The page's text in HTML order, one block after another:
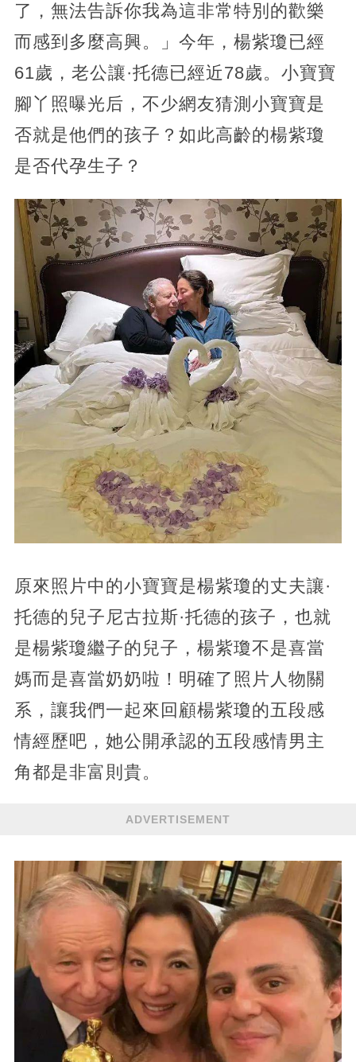
了，無法告訴你我為這非常特別的歡樂
而感到多麼高興。」今年，楊紫瓊已經
61歲，老公讓·托德已經近78歲。小寶寶
腳丫照曝光后，不少網友猜測小寶寶是
否就是他們的孩子？如此高齡的楊紫瓊
是否代孕生子？
原來照片中的小寶寶是楊紫瓊的丈夫讓·
托德的兒子尼古拉斯·托德的孩子，也就
是楊紫瓊繼子的兒子，楊紫瓊不是喜當
媽而是喜當奶奶啦！明確了照片人物關
系，讓我們一起來回顧楊紫瓊的五段感
情經歷吧，她公開承認的五段感情男主
角都是非富則貴。
ADVERTISEMENT